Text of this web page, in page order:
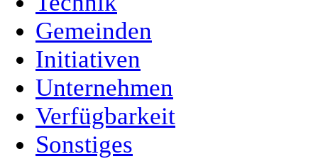
Gemeinden
Initiativen
Unternehmen
Verfügbarkeit
Sonstiges